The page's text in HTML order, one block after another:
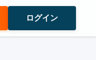
ログイン